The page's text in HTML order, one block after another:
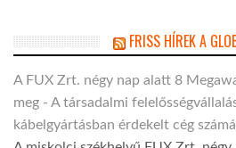
FRISS HÍREK A
A FUX Zrt. négy nap alatt 8
meg - A társadalmi
kábelgyártásban érdekelt cég